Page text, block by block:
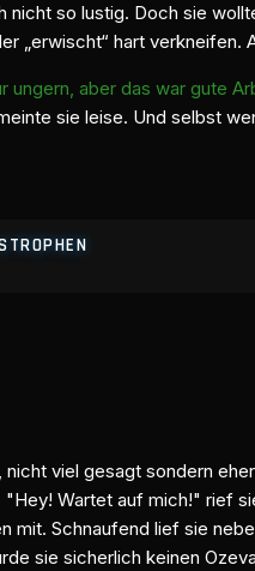
so lustig. Doch sie
„erwischt“ hart
aber das war gute
sie leise. Und selbst
viel gesagt sondern
Wartet auf mich!" rief
mit. Schnaufend lief sie
sie sicherlich keinen